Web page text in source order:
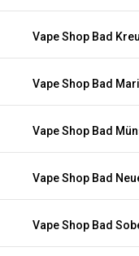
Vape Shop Bad
Vape Shop Bad
Vape Shop Bad
Vape Shop Bad
Vape Shop Bad